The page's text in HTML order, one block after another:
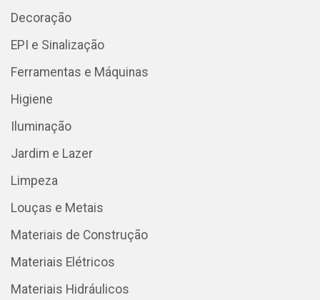
Decoração
EPI e Sinalização
Ferramentas e Máquinas
Higiene
Iluminação
Jardim e Lazer
Limpeza
Louças e Metais
Materiais de Construção
Materiais Elétricos
Materiais Hidráulicos